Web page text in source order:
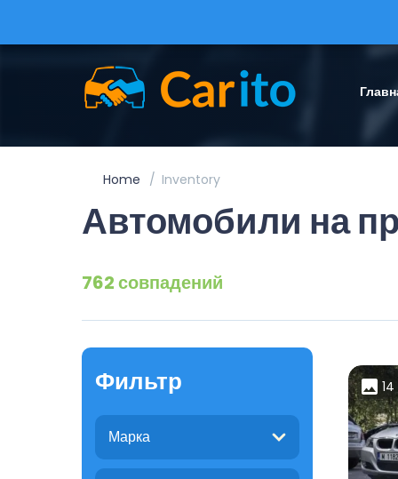
Home Inventory
Автомобили на
762 совпадений
Фильтр
Марка
14